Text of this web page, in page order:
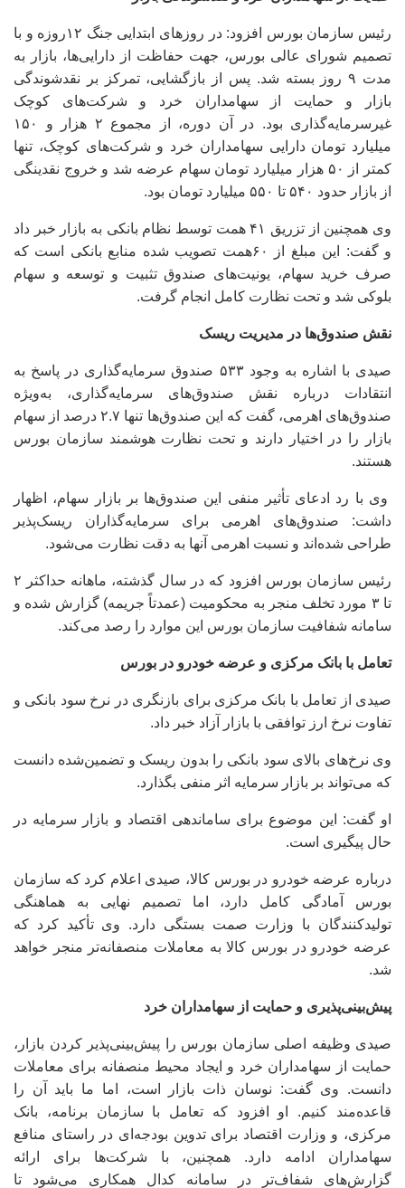
رئیس سازمان بورس افزود: در روزهای ابتدایی جنگ ۱۲روزه و با
تصمیم شورای عالی بورس، جهت حفاظت از دارایی‌ها، بازار به
مدت ۹ روز بسته شد. پس از بازگشایی، تمرکز بر نقدشوندگی
بازار و حمایت از سهامداران خرد و شرکت‌های کوچک
غیرسرمایه‌گذاری بود. در آن دوره، از مجموع ۲ هزار و ۱۵۰
میلیارد تومان دارایی سهامداران خرد و شرکت‌های کوچک، تنها
کمتر از ۵۰ هزار میلیارد تومان سهام عرضه شد و خروج نقدینگی
از بازار حدود ۵۴۰ تا ۵۵۰ میلیارد تومان بود.
وی همچنین از تزریق ۴۱ همت توسط نظام بانکی به بازار خبر داد
و گفت: این مبلغ از ۶۰همت تصویب شده منابع بانکی است که
صرف خرید سهام، یونیت‌های صندوق تثبیت و توسعه و سهام
بلوکی شد و تحت نظارت کامل انجام گرفت.
نقش صندوق‌ها در مدیریت ریسک
صیدی با اشاره به وجود ۵۳۳ صندوق سرمایه‌گذاری در پاسخ به
انتقادات درباره نقش صندوق‌های سرمایه‌گذاری، به‌ویژه
صندوق‌های اهرمی، گفت که این صندوق‌ها تنها ۲.۷ درصد از سهام
بازار را در اختیار دارند و تحت نظارت هوشمند سازمان بورس
هستند.
وی با رد ادعای تأثیر منفی این صندوق‌ها بر بازار سهام، اظهار
داشت: صندوق‌های اهرمی برای سرمایه‌گذاران ریسک‌پذیر
طراحی شده‌اند و نسبت اهرمی آنها به دقت نظارت می‌شود.
رئیس سازمان بورس افزود که در سال گذشته، ماهانه حداکثر ۲
تا ۳ مورد تخلف منجر به محکومیت (عمدتاً جریمه) گزارش شده و
سامانه شفافیت سازمان بورس این موارد را رصد می‌کند.
تعامل با بانک مرکزی و عرضه خودرو در بورس
صیدی از تعامل با بانک مرکزی برای بازنگری در نرخ سود بانکی و
تفاوت نرخ ارز توافقی با بازار آزاد خبر داد.
وی نرخ‌های بالای سود بانکی را بدون ریسک و تضمین‌شده دانست
که می‌تواند بر بازار سرمایه اثر منفی بگذارد.
او گفت: این موضوع برای ساماندهی اقتصاد و بازار سرمایه در
حال پیگیری است.
درباره عرضه خودرو در بورس کالا، صیدی اعلام کرد که سازمان
بورس آمادگی کامل دارد، اما تصمیم نهایی به هماهنگی
تولیدکنندگان با وزارت صمت بستگی دارد. وی تأکید کرد که
عرضه خودرو در بورس کالا به معاملات منصفانه‌تر منجر خواهد
شد.
پیش‌بینی‌پذیری و حمایت از سهامداران خرد
صیدی وظیفه اصلی سازمان بورس را پیش‌بینی‌پذیر کردن بازار،
حمایت از سهامداران خرد و ایجاد محیط منصفانه برای معاملات
دانست. وی گفت: نوسان ذات بازار است، اما ما باید آن را
قاعده‌مند کنیم. او افزود که تعامل با سازمان برنامه، بانک
مرکزی، و وزارت اقتصاد برای تدوین بودجه‌ای در راستای منافع
سهامداران ادامه دارد. همچنین، با شرکت‌ها برای ارائه
گزارش‌های شفاف‌تر در سامانه کدال همکاری می‌شود تا